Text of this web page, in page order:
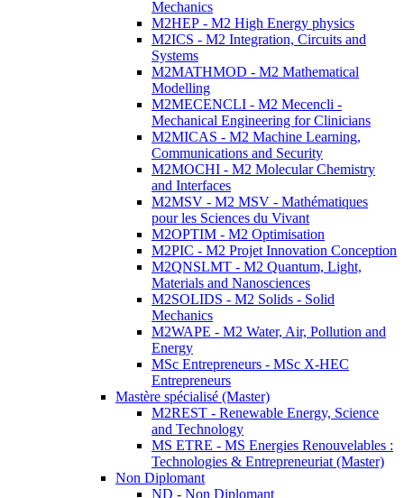
Mechanics
M2HEP - M2 High Energy physics
M2ICS - M2 Integration, Circuits and
Systems
M2MATHMOD - M2 Mathematical
Modelling
M2MECENCLI - M2 Mecencli -
Mechanical Engineering for Clinicians
M2MICAS - M2 Machine Learning,
Communications and Security
M2MOCHI - M2 Molecular Chemistry
and Interfaces
M2MSV - M2 MSV - Mathématiques
pour les Sciences du Vivant
M2OPTIM - M2 Optimisation
M2PIC - M2 Projet Innovation Conception
M2QNSLMT - M2 Quantum, Light,
Materials and Nanosciences
M2SOLIDS - M2 Solids - Solid
Mechanics
M2WAPE - M2 Water, Air, Pollution and
Energy
MSc Entrepreneurs - MSc X-HEC
Entrepreneurs
Mastère spécialisé (Master)
M2REST - Renewable Energy, Science
and Technology
MS ETRE - MS Energies Renouvelables :
Technologies & Entrepreneuriat (Master)
Non Diplomant
ND - Non Diplomant